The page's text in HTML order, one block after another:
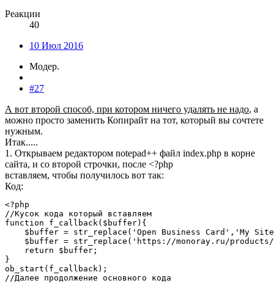
Реакции
40
10 Июл 2016
Модер.
#27
А вот второй способ, при котором ничего удалять не надо, а
можно просто заменить Копирайт на тот, который вы сочтете
нужным.
Итак.....
1. Открываем редактором notepad++ файл index.php в корне
сайта, и со второй строчки, после <?php
вставляем, чтобы получилось вот так:
Код:
<?php
//Кусок кода который вставляем
function f_callback($buffer){
$buffer = str_replace('Open Business Card','My
$buffer = str_replace('https://monoray.ru/
    return $buffer;
}
ob_start(f_callback);
//Далее продолжение основного кода